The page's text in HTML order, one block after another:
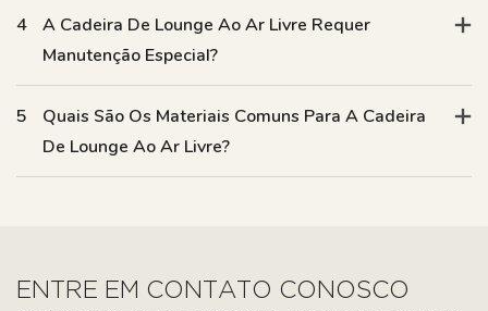
4
A Cadeira De Lounge Ao Ar Livre Requer
Manutenção Especial?
5
Quais São Os Materiais Comuns Para A Cadeira
De Lounge Ao Ar Livre?
ENTRE EM CONTATO CONOSCO